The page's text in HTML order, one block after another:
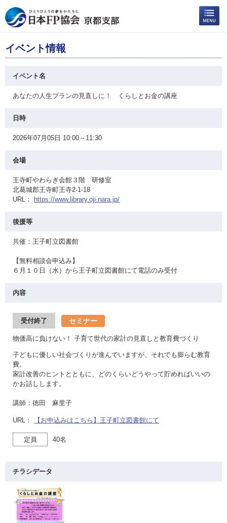
イベント情報
イベント名
あなたの人生プランの見直しに！ くらしとお金の講座
日時
2026年07月05日 10:00～11:30
会場
王寺町やわらぎ会館３階 研修室
北葛城郡王寺町王寺2-1-18
URL：
https://www.library.oji.nara.jp/
後援等
共催：王子町立図書館
【無料相談会申込み】
６月１０日（水）から王子町立図書館にて電話のみ受付
内容
受付終了 セミナー
物価高に負けない！ 子育て世代の家計の見直しと教育費づくり
子どもに優しい社会づくりが進んでいますが、それでも膨らむ教育
費。
家計改善のヒントとともに、どのくらいどうやって貯めればいいの
かお話しします。
講師：徳田 麻里子
URL： 【お申込みはこちら】王子町立図書館にて
定員 40名
チラシデータ